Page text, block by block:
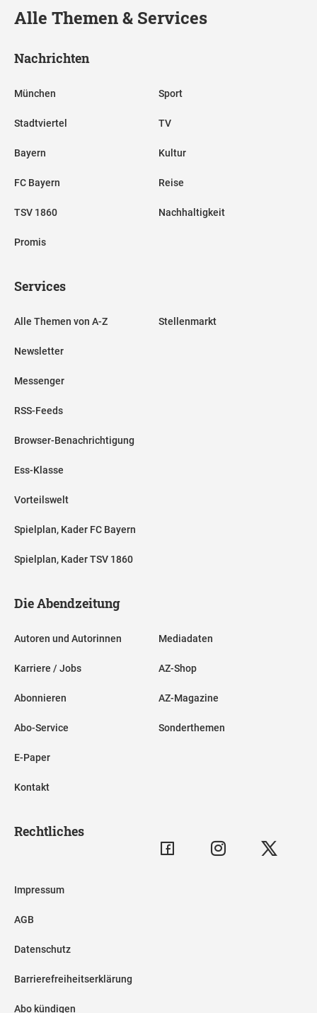
Alle Themen & Services
Nachrichten
München
Stadtviertel
Bayern
FC Bayern
TSV 1860
Promis
Sport
TV
Kultur
Reise
Nachhaltigkeit
Services
Alle Themen von A-Z
Newsletter
Messenger
RSS-Feeds
Browser-Benachrichtigung
Ess-Klasse
Vorteilswelt
Spielplan, Kader FC Bayern
Spielplan, Kader TSV 1860
Stellenmarkt
Die Abendzeitung
Autoren und Autorinnen
Karriere / Jobs
Abonnieren
Abo-Service
E-Paper
Kontakt
Mediadaten
AZ-Shop
AZ-Magazine
Sonderthemen
Rechtliches
Impressum
AGB
Datenschutz
Barrierefreiheitserklärung
Abo kündigen